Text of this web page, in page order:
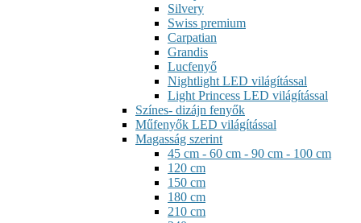
Silvery
Swiss premium
Carpatian
Grandis
Lucfenyő
Nightlight LED világítással
Light Princess LED világítással
Színes- dizájn fenyők
Műfenyők LED világítással
Magasság szerint
45 cm - 60 cm - 90 cm - 100 cm
120 cm
150 cm
180 cm
210 cm